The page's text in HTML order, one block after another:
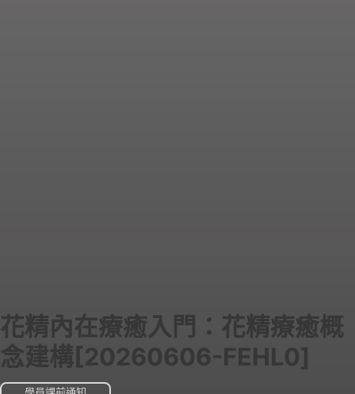
花精內在療癒入門：花精療癒概
念建構[20260606-FEHL0]